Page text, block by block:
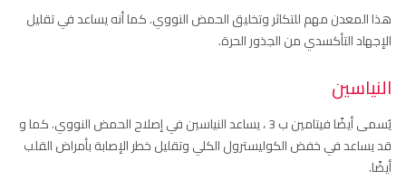
هذا المعدن مهم للتكاثر وتخليق الحمض النووي. كما أنه يساعد في تقليل
الإجهاد التأكسدي من الجذور الحرة.
النياسين
يُسمى أيضًا فيتامين ب 3 ، يساعد النياسين في إصلاح الحمض النووي. كما و
قد يساعد في خفض الكوليسترول الكلي وتقليل خطر الإصابة بأمراض القلب
أيضًا.